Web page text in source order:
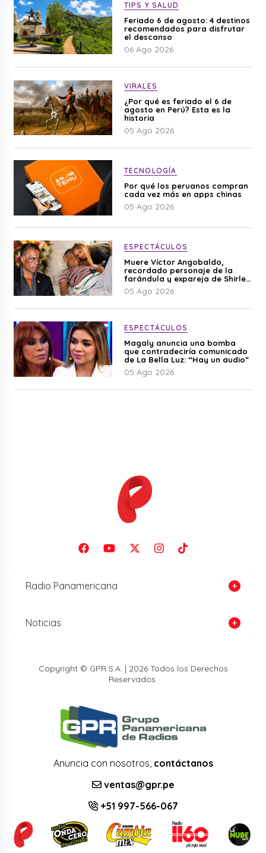
TIPS Y SALUD
Feriado 6 de agosto: 4 destinos
recomendados para disfrutar
el descanso
06 Ago 2026
VIRALES
¿Por qué es feriado el 6 de
agosto en Perú? Esta es la
historia
05 Ago 2026
TECNOLOGÍA
Por qué los peruanos compran
cada vez más en apps chinas
05 Ago 2026
ESPECTÁCULOS
Muere Víctor Angobaldo,
recordado personaje de la
farándula y expareja de Shirley
Cherres
05 Ago 2026
ESPECTÁCULOS
Magaly anuncia una bomba
que contradeciría comunicado
de La Bella Luz: “Hay un audio”
05 Ago 2026
Radio Panamericana
Noticias
Copyright © GPR S.A. | 2026 Todos los Derechos
Reservados.
Anuncia con nosotros, contáctanos
ventas@gpr.pe
+51 997-566-067